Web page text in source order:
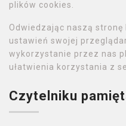
plików cookies.
Odwiedzając naszą
ustawień swojej
wykorzystanie przez nas
ułatwienia korzystania z
Czytelniku